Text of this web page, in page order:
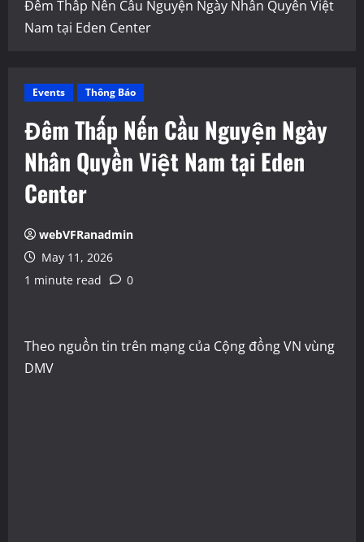
Đêm Thấp Nến Cầu Nguyện Ngày Nhân Quyền Việt
Nam tại Eden Center
Events Thông Báo
Đêm Thấp Nến Cầu Nguyện Ngày
Nhân Quyền Việt Nam tại Eden
Center
webVFRanadmin
May 11, 2026
1 minute read
0
Theo nguồn tin trên mạng của Cộng đồng VN vùng
DMV